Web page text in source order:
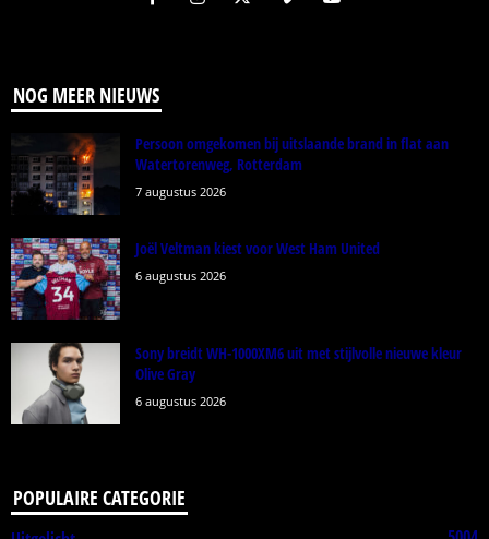
NOG MEER NIEUWS
Persoon omgekomen bij uitslaande brand in flat aan
Watertorenweg, Rotterdam
7 augustus 2026
Joël Veltman kiest voor West Ham United
6 augustus 2026
Sony breidt WH-1000XM6 uit met stijlvolle nieuwe kleur
Olive Gray
6 augustus 2026
POPULAIRE CATEGORIE